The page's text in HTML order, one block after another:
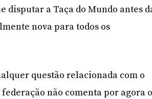
disputar a Taça do Mundo antes
nova para todos os
questão relacionada com o
não comenta por agora o